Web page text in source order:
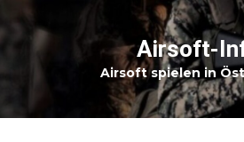
Inhalt
springen
Airsoft-
Airsoft spielen in